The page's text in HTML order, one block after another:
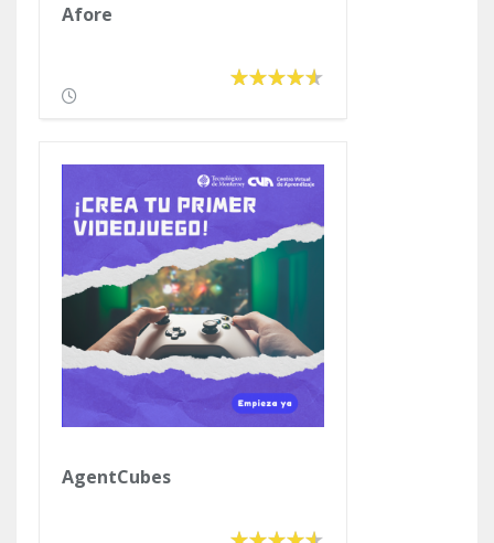
Afore
AgentCubes